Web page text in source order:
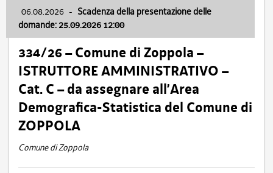
06.08.2026 - Scadenza della presentazione delle
domande: 25.09.2026 12:00
334/26 – Comune di Zoppola –
ISTRUTTORE AMMINISTRATIVO –
Cat. C – da assegnare all’Area
Demografica-Statistica del Comune di
ZOPPOLA
Comune di Zoppola